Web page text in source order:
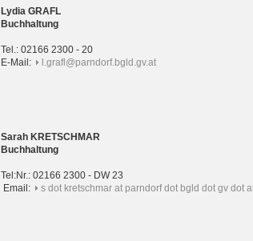
Lydia GRAFL
Buchhaltung
Tel.: 02166 2300 - 20
E-Mail:
l.grafl@parndorf.bgld.gv.at
Sarah KRETSCHMAR
Buchhaltung
Tel:Nr.: 02166 2300 - DW 23
Email:
s dot kretschmar at parndorf dot bgld dot gv dot